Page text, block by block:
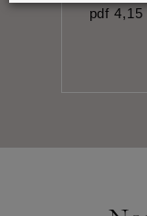
pdf 4,15